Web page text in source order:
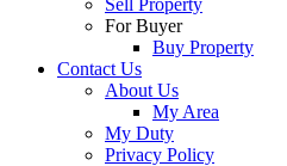
Sell Property
For Buyer
Buy Property
Contact Us
About Us
My Area
My Duty
Privacy Policy